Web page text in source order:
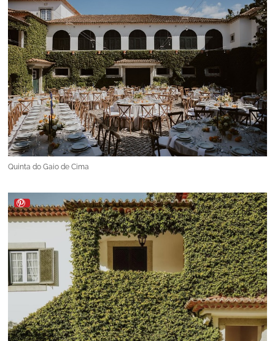
Quinta do Gaio de Cima